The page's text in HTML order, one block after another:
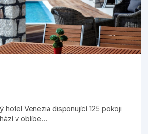
hotel Venezia disponující 125 pokoji
v oblíbe...